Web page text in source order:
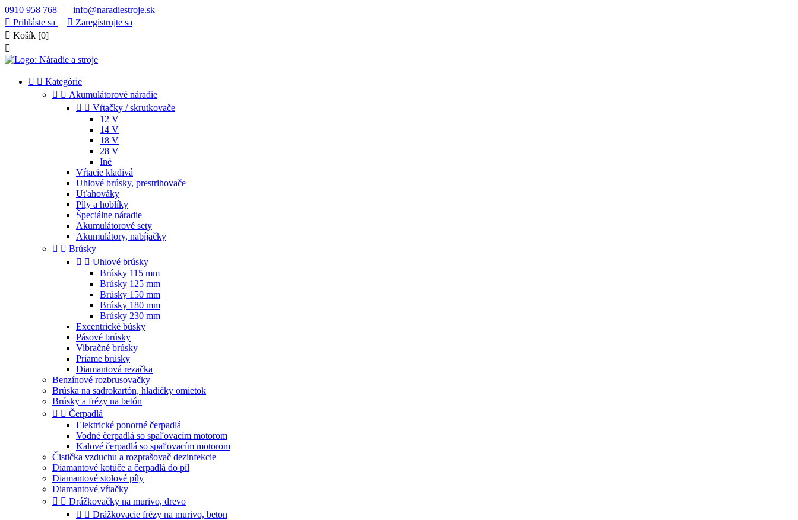
0910 958 768 | info@naradiestroje.sk
 Prihláste sa  Zaregistrujte sa
 Košík [0]

  Kategórie
  Akumulátorové náradie
  Vŕtačky / skrutkovače
12 V
14 V
18 V
28 V
Iné
Vŕtacie kladivá
Uhlové brúsky, prestrihovače
Uťahováky
Pĺly a hoblíky
Špeciálne náradie
Akumulátorové sety
Akumulátory, nabíjačky
  Brúsky
  Uhlové brúsky
Brúsky 115 mm
Brúsky 125 mm
Brúsky 150 mm
Brúsky 180 mm
Brúsky 230 mm
Excentrické búsky
Pásové brúsky
Vibračné brúsky
Priame brúsky
Diamantová rezačka
Benzínové rozbrusovačky
Brúska na sadrokartón, hladičky omietok
Brúsky a frézy na betón
  Čerpadlá
Elektrické ponorné čerpadlá
Vodné čerpadlá so spaľovacím motorom
Kalové čerpadlá so spaľovacím motorom
Čistička vzduchu a rozprašovač dezinfekcie
Diamantové kotúče a čerpadlá do píl
Diamantové stolové píly
Diamantové vŕtačky
  Drážkovačky na murivo, drevo
  Drážkovacie frézy na murivo, beton